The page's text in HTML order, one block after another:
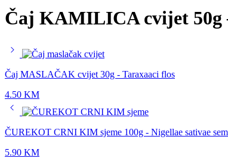
Čaj KAMILICA cvijet 50g
Čaj MASLAČAK cvijet 30g - Taraxaaci flos
4.50 KM
ČUREKOT CRNI KIM sjeme 100g - Nigellae sativae
5.90 KM